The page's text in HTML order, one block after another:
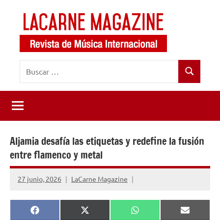
contenido
LaCarne
Magazine
de
música
internacional
Buscar
Aljamia desafía las etiquetas y redefine la fusión
entre flamenco y metal
27 junio, 2026 LaCarne Magazine
Compartir
Facebook
Compartir
X
Compartir
WhatsApp Email